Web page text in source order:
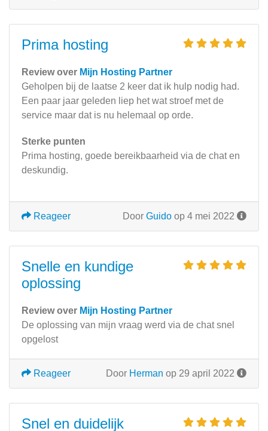
Prima hosting
Review over Mijn Hosting Partner
Geholpen bij de laatse 2 keer dat ik hulp nodig had.
Een paar jaar geleden liep het wat stroef met de
service maar dat is nu helemaal op orde.
Sterke punten
Prima hosting, goede bereikbaarheid via de chat en
deskundig.
Door Guido op 4 mei 2022
Reageer
Snelle en kundige
oplossing
Review over Mijn Hosting Partner
De oplossing van mijn vraag werd via de chat snel
opgelost
Door Herman op 29 april 2022
Reageer
Snel en duidelijk